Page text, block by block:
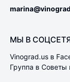
МЫ В
Vinograd.us в
Группа в